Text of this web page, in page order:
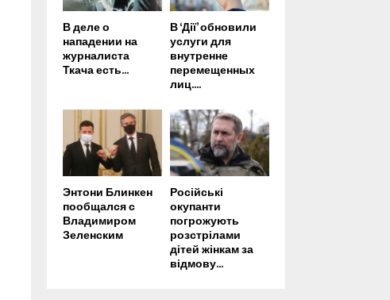
В деле о
нападении на
журналиста
Ткача есть...
В ‘Дії’ обновили
услуги для
внутренне
перемещенных
лиц....
Энтони Блинкен
пообщался с
Владимиром
Зеленским
Російські
окупанти
погрожують
розстрілами
дітей жінкам за
відмову...